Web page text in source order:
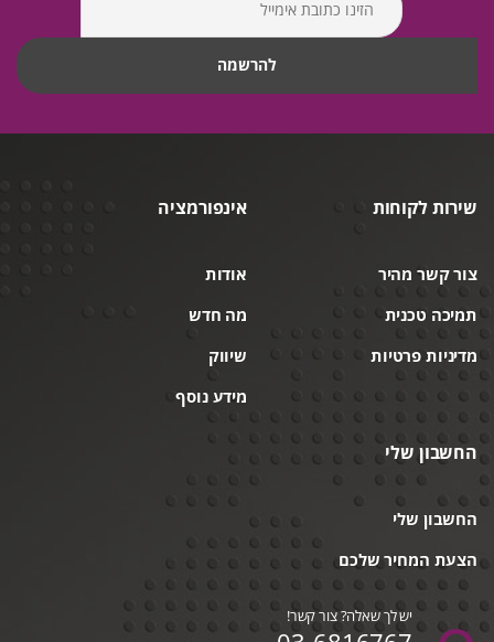
שירות לקוחות
צור קשר מהיר
תמיכה טכנית
מדיניות פרטיות
אינפורמציה
אודות
מה חדש
שיווק
מידע נוסף
החשבון שלי
החשבון שלי
הצעת המחיר שלכם
יש לך שאלה? צור קשר!